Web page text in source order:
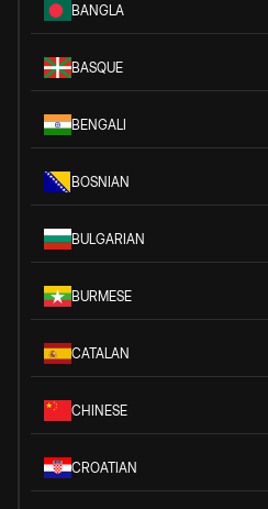
BANGLA
BASQUE
BENGALI
BOSNIAN
BULGARIAN
BURMESE
CATALAN
CHINESE
CROATIAN